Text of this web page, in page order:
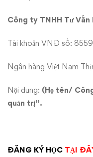
Công ty TNHH Tư Vấn
Tài khoản VNĐ số:
Ngân hàng Việt Nam
Nội dung: (Họ tên/
quản trị”.
ĐĂNG KÝ HỌC TẠI